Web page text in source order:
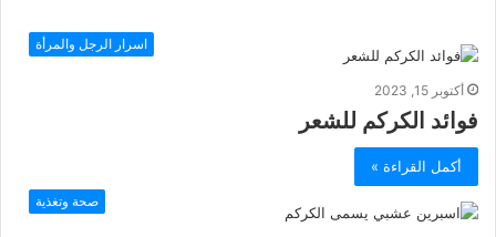
اسرار الرجل والمرأة
أكتوبر 15, 2023
فوائد الكركم للشعر
أكمل القراءة »
صحة وتغذية